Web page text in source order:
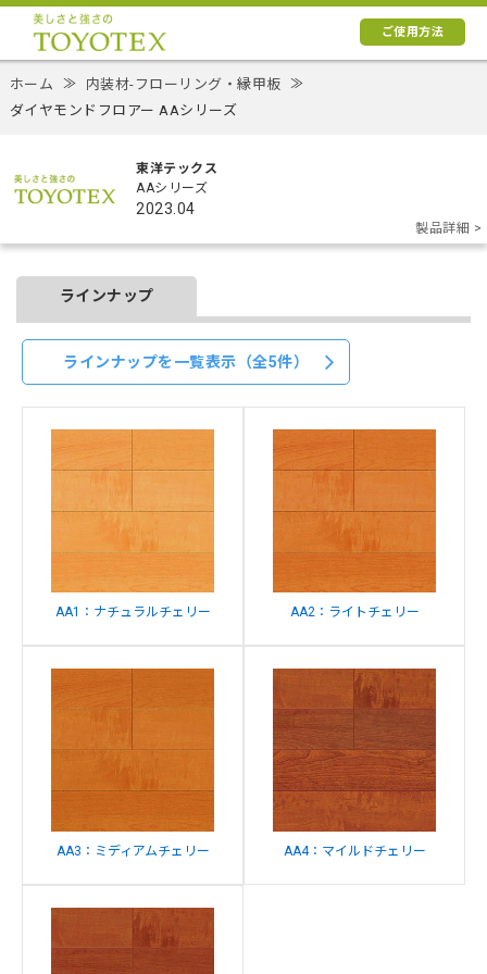
ご使用方法
ホーム ≫ 内装材-フローリング・縁甲板 ≫
ダイヤモンドフロアー AAシリーズ
東洋テックス
AAシリーズ
2023.04
製品詳細 >
ラインナップ
ラインナップを一覧表示（全5件）
AA1：ナチュラルチェリー AA2：ライトチェリー
AA3：ミディアムチェリー AA4：マイルドチェリー